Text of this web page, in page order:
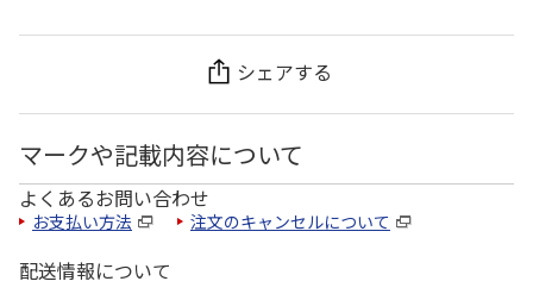
シェアする
マークや記載内容について
よくあるお問い合わせ
お支払い方法 注文のキャンセルについて
配送情報について